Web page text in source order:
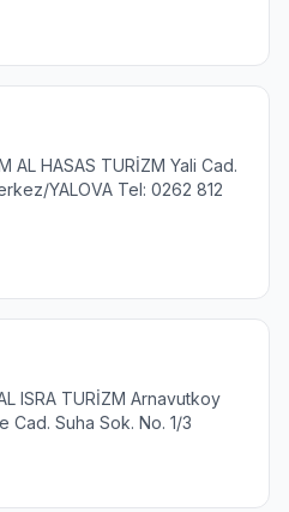
AL HASAS TURİZM Yali Cad.
YALOVA Tel: 0262 812
ISRA TURİZM Arnavutkoy
Cad. Suha Sok. No. 1/3